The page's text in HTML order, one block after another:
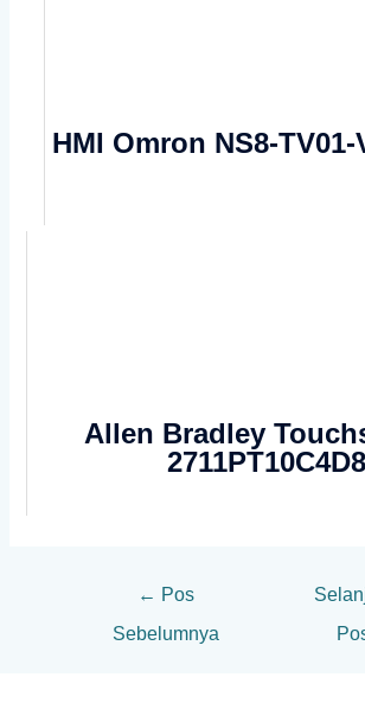
HMI Omron NS8-
Allen Bradley
2711PT10C4D8
← Pos
Sebelumnya